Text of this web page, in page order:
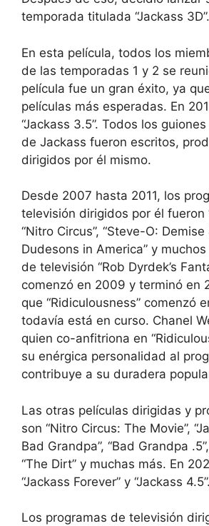
temporada titulada “Jackass 3D”.
En esta película, todos los
de las temporadas 1 y 2 se
película fue un gran éxito, ya
películas más esperadas. En
“Jackass 3.5”. Todos los
de Jackass fueron escritos,
dirigidos por él mismo.
Desde 2007 hasta 2011, los
televisión dirigidos por él fueron
“Nitro Circus”, “Steve-O: Demise
Dudesons in America” y
de televisión “Rob Dyrdek’s
comenzó en 2009 y terminó en
que “Ridiculousness” comenzó
todavía está en curso. Chanel
quien co-anfitriona en
su enérgica personalidad al
contribuye a su duradera
Las otras películas dirigidas y
son “Nitro Circus: The Movie”,
Bad Grandpa”, “Bad Grandpa
“The Dirt” y muchas más. En
“Jackass Forever” y “Jackass 4.5”.
Los programas de televisión